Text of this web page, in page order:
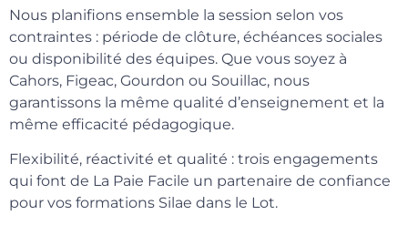
Nous planifions ensemble la session selon vos
contraintes : période de clôture, échéances sociales
ou disponibilité des équipes. Que vous soyez à
Cahors, Figeac, Gourdon ou Souillac, nous
garantissons la même qualité d’enseignement et la
même efficacité pédagogique.
Flexibilité, réactivité et qualité : trois engagements
qui font de La Paie Facile un partenaire de confiance
pour vos formations Silae dans le Lot.